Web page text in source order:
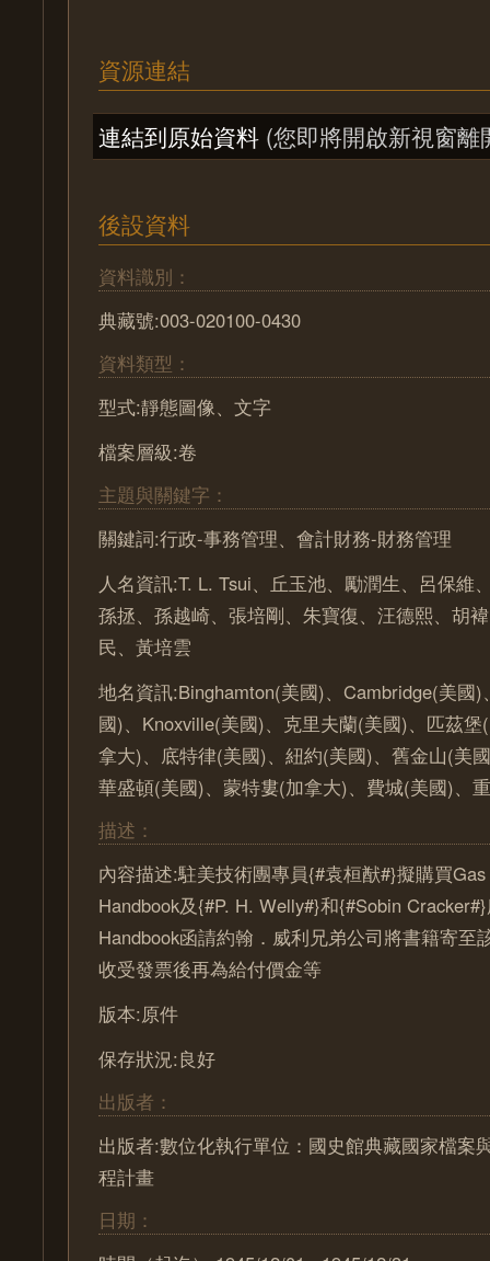
資源連結
連結到原始資料 (您即將開啟新視窗離
後設資料
資料識別：
典藏號:003-020100-0430
資料類型：
型式:靜態圖像、文字
檔案層級:卷
主題與關鍵字：
關鍵詞:行政-事務管理、會計財務-財務管理
人名資訊:T. L. Tsui、丘玉池、勵潤生、呂保維
孫拯、孫越崎、張培剛、朱寶復、汪德熙、胡
民、黃培雲
地名資訊:Binghamton(美國)、Cambridge(美國)
國)、Knoxville(美國)、克里夫蘭(美國)、匹茲
拿大)、底特律(美國)、紐約(美國)、舊金山(美
華盛頓(美國)、蒙特婁(加拿大)、費城(美國)、
描述：
內容描述:駐美技術團專員{#袁桓猷#}擬購買Gas
Handbook及{#P. H. Welly#}和{#Sobin
Handbook函請約翰．威利兄弟公司將書籍寄至
收受發票後再為給付價金等
版本:原件
保存狀況:良好
出版者：
出版者:數位化執行單位：國史館典藏國家檔案
程計畫
日期：